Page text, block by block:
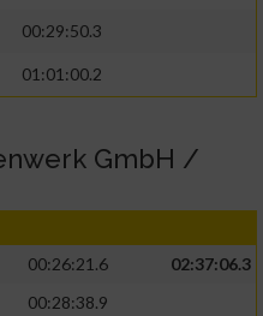
00:29:50.3
01:01:00.2
GmbH /
00:26:21.6
02:37:06.3
00:28:38.9